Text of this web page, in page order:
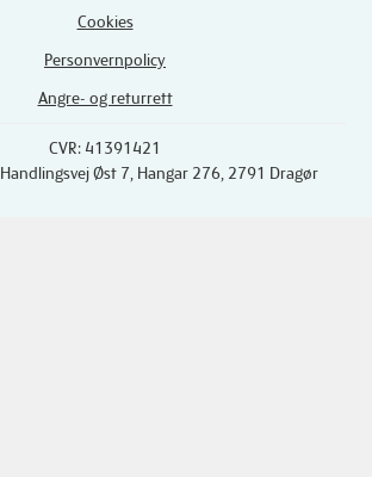
Cookies
Personvernpolicy
Angre- og returrett
CVR: 41391421
, Handlingsvej Øst 7, Hangar 276, 2791 Dragør